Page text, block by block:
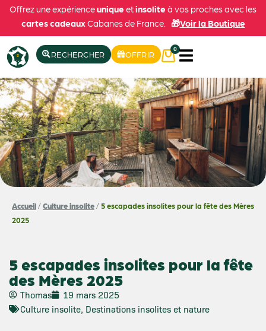
Offrez une expérienceunique etinsolite à vos proches avec les
cartes cadeauxCabanes de France. 🎁Voir la Boutique
RECHERCHER OFFRIR
0
Accueil/Culture insolite/ 5 escapades insolites pour la fête des Mères
2025
5 escapades insolites pour la fête
des Mères 2025
Thomas
19 mars 2025
Culture insolite, Destinations insolites et nature